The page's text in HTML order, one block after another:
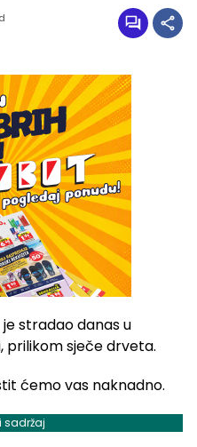
stradao danas u
prilikom sječe drveta.
ćemo vas naknadno.
sadržaj